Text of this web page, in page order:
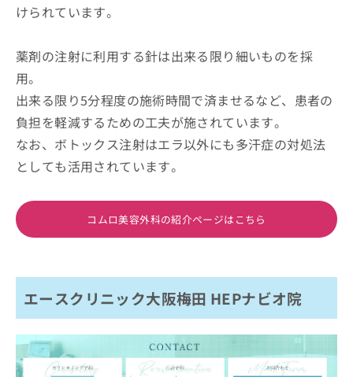
けられています。
薬剤の注射に利用する針は出来る限り細いものを採
用。
出来る限り5分程度の施術時間で済ませるなど、患者の
負担を軽減するための工夫が施されています。
なお、ボトックス注射はエラ以外にも多汗症の対処法
としても活用されています。
コムロ美容外科の紹介ページはこちら
エースクリニック大阪梅田 HEPナビオ院